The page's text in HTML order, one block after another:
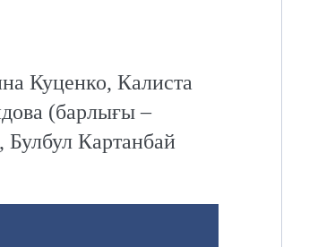
Куценко, Калиста
(барлығы –
Картанбай